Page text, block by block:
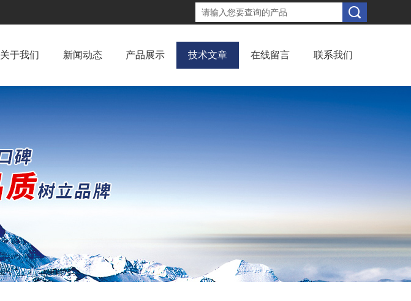
关于我们 新闻动态 产品展示 技术文章 在线留言 联系我们